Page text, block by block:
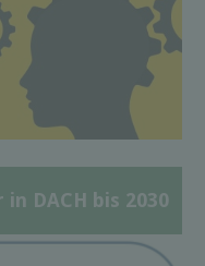
in DACH bis 2030